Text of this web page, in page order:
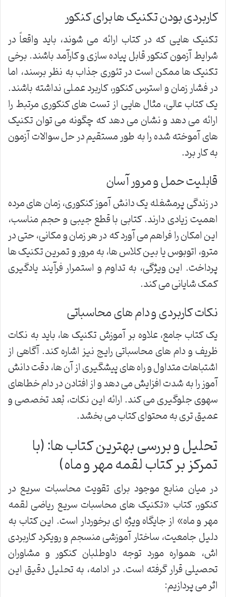
کاربردی بودن تکنیک ها برای کنکور
تکنیک هایی که در کتاب ارائه می شوند، باید واقعاً در
شرایط آزمون کنکور قابل پیاده سازی و کارآمد باشند. برخی
تکنیک ها ممکن است در تئوری جذاب به نظر برسند، اما
در فشار زمان و استرس کنکور، کاربرد عملی نداشته باشند.
یک کتاب عالی، مثال هایی از تست های کنکوری مرتبط را
ارائه می دهد و نشان می دهد که چگونه می توان تکنیک
های آموخته شده را به طور مستقیم در حل سوالات آزمون
به کار برد.
قابلیت حمل و مرور آسان
در زندگی پرمشغله یک دانش آموز کنکوری، زمان های مرده
اهمیت زیادی دارند. کتابی با قطع جیبی و حجم مناسب،
این امکان را فراهم می آورد که در هر زمان و مکانی، حتی در
مترو، اتوبوس یا بین کلاس ها، به مرور و تمرین تکنیک ها
پرداخت. این ویژگی، به تداوم و استمرار فرآیند یادگیری
کمک شایانی می کند.
نکات کاربردی و دام های محاسباتی
یک کتاب جامع، علاوه بر آموزش تکنیک ها، باید به نکات
ظریف و دام های محاسباتی رایج نیز اشاره کند. آگاهی از
اشتباهات متداول و راه های پیشگیری از آن ها، دقت دانش
آموز را به شدت افزایش می دهد و از افتادن در دام خطاهای
سهوی جلوگیری می کند. ارائه این نکات، بُعد تخصصی و
عمیق تری به محتوای کتاب می بخشد.
تحلیل و بررسی بهترین کتاب ها: (با
تمرکز بر کتاب لقمه مهر و ماه)
در میان منابع موجود برای تقویت محاسبات سریع در
کنکور، کتاب «تکنیک های محاسبات سریع ریاضی لقمه
مهر و ماه» از جایگاه ویژه ای برخوردار است. این کتاب به
دلیل جامعیت، ساختار آموزشی منسجم و رویکرد کاربردی
اش، همواره مورد توجه داوطلبان کنکور و مشاوران
تحصیلی قرار گرفته است. در ادامه، به تحلیل دقیق این
اثر می پردازیم: